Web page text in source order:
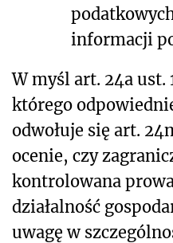
informacji
W myśl art. 24a ust.
którego
odwołuje się art.
ocenie, czy
kontrolowana
działalność
uwagę w